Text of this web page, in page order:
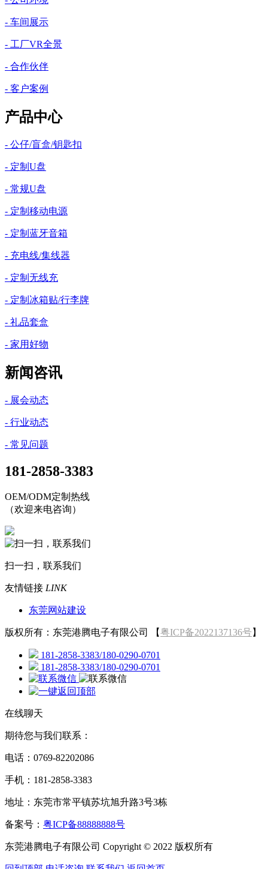
- 车间展示
- 工厂VR全景
- 合作伙伴
- 客户案例
产品中心
- 公仔/盲盒/钥匙扣
- 定制U盘
- 常规U盘
- 定制移动电源
- 定制蓝牙音箱
- 充电线/集线器
- 定制无线充
- 定制冰箱贴/行李牌
- 礼品套盒
- 家用好物
新闻咨讯
- 展会动态
- 行业动态
- 常见问题
181-2858-3383
OEM/ODM定制热线
（欢迎来电咨询）
扫一扫，联系我们
友情链接 LINK
东莞网站建设
版权所有：东莞港腾电子有限公司 【粤ICP备2022137136号】
181-2858-3383/180-0290-0701
181-2858-3383/180-0290-0701
在线聊天
期待您与我们联系：
电话：0769-82202086
手机：181-2858-3383
地址：东莞市常平镇苏坑旭升路3号3栋
备案号： 粤ICP备88888888号
东莞港腾电子有限公司 Copyright © 2022 版权所有